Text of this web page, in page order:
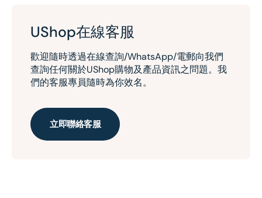
UShop在線客服
歡迎隨時透過在線查詢/WhatsApp/電郵向我們
查詢任何關於UShop購物及產品資訊之問題。我
們的客服專員隨時為你效名。
立即聯絡客服